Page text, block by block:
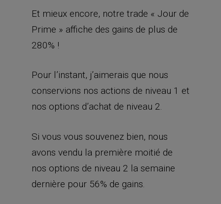
Et mieux encore, notre trade « Jour de
Prime » affiche des gains de plus de
280% !
Pour l’instant, j’aimerais que nous
conservions nos actions de niveau 1 et
nos options d’achat de niveau 2.
Si vous vous souvenez bien, nous
avons vendu la première moitié de
nos options de niveau 2 la semaine
dernière pour 56% de gains.